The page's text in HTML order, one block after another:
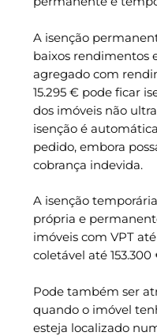
A isenção
baixos rendimentos
agregado com
15.295 € pode ficar
dos imóveis não
isenção é
pedido, embora
cobrança indevida.
A isenção
própria e
imóveis com VPT
coletável até 153.300
Pode também ser
quando o imóvel
esteja localizado